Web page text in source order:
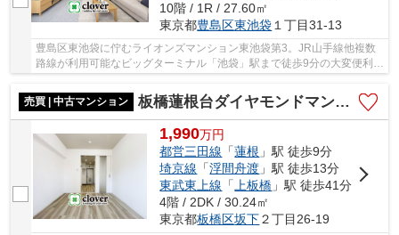
10階 / 1R / 27.60㎡
東京都豊島区東池袋１丁目31-13
豊島区東池袋に佇むライオンズマンション東池袋第3。JR山手線他複数
路線が利用可能なビッグターミナル「池袋」駅まで徒歩9分の大変便利な
売買 | 中古マンション
板橋蓮根台ダイヤモンドマンション
1,990万円
都営三田線 「蓮根 」駅 徒歩9分
埼京線 「浮間舟渡 」駅 徒歩13分
東武東上線 「 上板橋 」駅 徒歩41分
4階 / 2DK / 30.24㎡
東京都板橋区坂下２丁目26-19